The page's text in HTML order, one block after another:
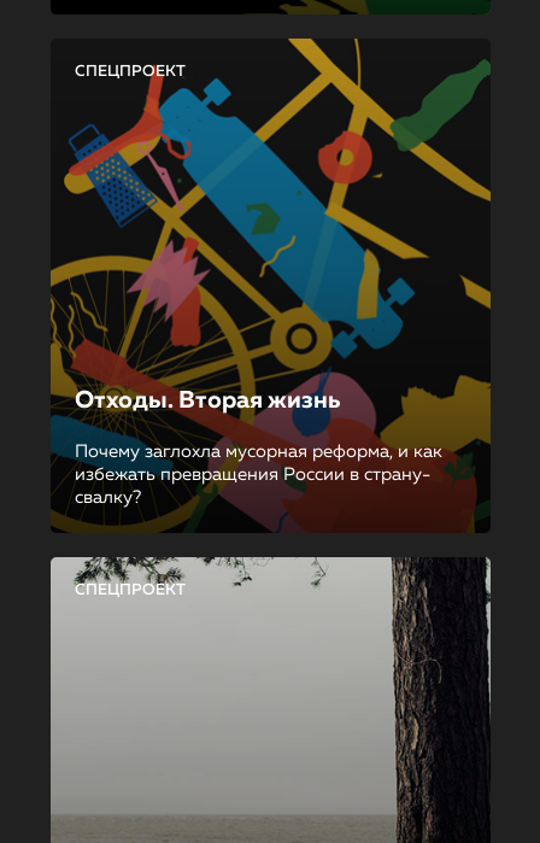
СПЕЦПРОЕКТ
Отходы. Вторая жизнь
Почему заглохла мусорная реформа, и как
избежать превращения России в страну-
свалку?
СПЕЦПРОЕКТ